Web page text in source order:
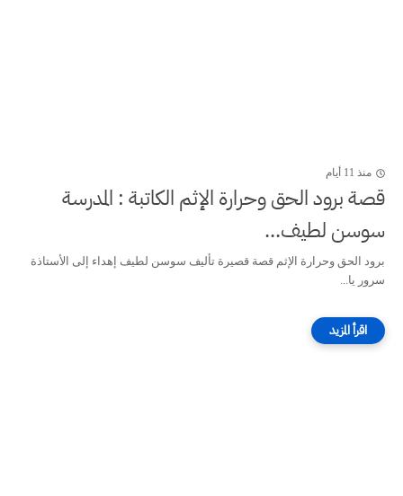
منذ 11 أيام
قصة برود الحق وحرارة الإثم الكاتبة : المدرسة
سوسن لطيف...
برود الحق وحرارة الإثم قصة قصيرة تأليف سوسن لطيف إهداء إلى الأستاذة
سرور يا...